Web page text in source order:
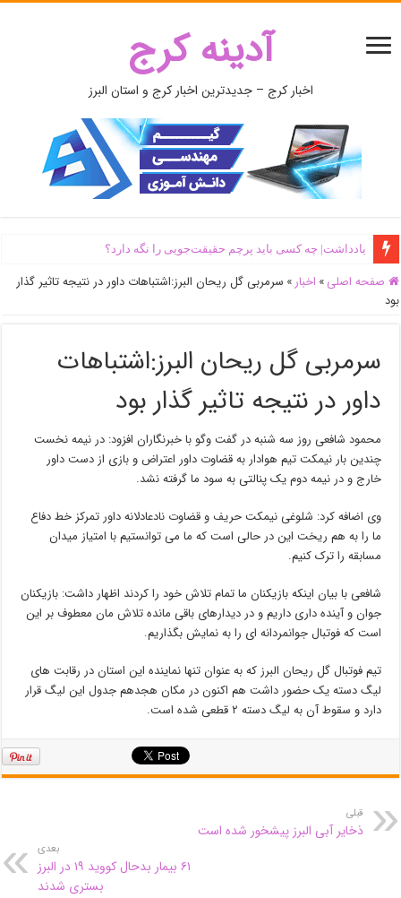
آدینه کرج
اخبار کرج – جدیدترین اخبار کرج و استان البرز
یادداشت| ‌چه کسی باید پرچم حقیقت‌جویی را نگه دارد؟
صفحه اصلی » اخبار » سرمربی گل ریحان البرز:اشتباهات داور در نتیجه تاثیر گذار
بود
سرمربی گل ریحان البرز:اشتباهات
داور در نتیجه تاثیر گذار بود
محمود شافعی روز سه شنبه در گفت وگو با خبرنگاران افزود: در نیمه نخست
چندین بار نیمکت تیم هوادار به قضاوت داور اعتراض و بازی از دست داور
خارج و در نیمه دوم یک پنالتی به سود ما گرفته نشد.
وی اضافه کرد: شلوغی نیمکت حریف و قضاوت نادعادلانه داور تمرکز خط دفاع
ما را به هم ریخت این در حالی است که ما می توانستیم با امتیاز میدان
مسابقه را ترک کنیم.
شافعی با بیان اینکه بازیکنان ما تمام تلاش خود را کردند اظهار داشت: بازیکنان
جوان و آینده داری داریم و در دیدارهای باقی مانده تلاش مان معطوف بر این
است که فوتبال جوانمردانه ای را به نمایش بگذاریم.
تیم فوتبال گل ریحان البرز که به عنوان تنها نماینده این استان در رقابت های
لیگ دسته یک حضور داشت هم اکنون در مکان هجدهم جدول این لیگ قرار
دارد و سقوط آن به لیگ دسته ۲ قطعی شده است.
قبلی
ذخایر آبی البرز پیشخور شده است
بعدی
۶۱ بیمار بدحال کووید ۱۹ در البرز
بستری شدند